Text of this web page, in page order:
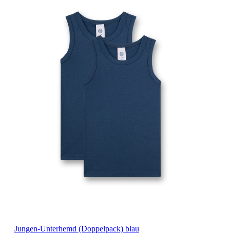
Jungen-Unterhemd (Doppelpack) blau